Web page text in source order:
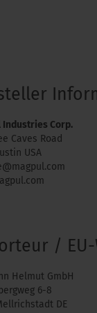
Industries Corp.
Caves Road
USA
/
Helmut GmbH
6-8
DE